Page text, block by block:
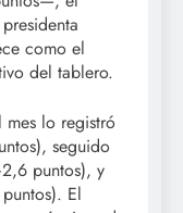
como el
del tablero.
mes lo registró
seguido
puntos), y
El